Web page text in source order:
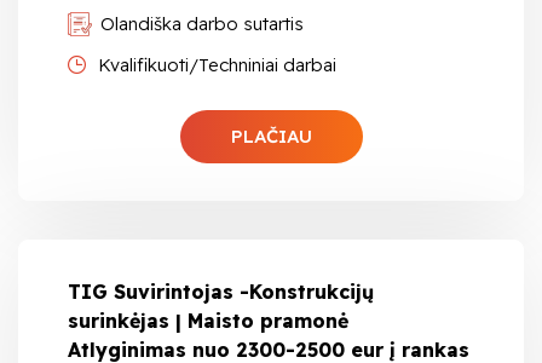
Olandiška darbo sutartis
Kvalifikuoti/Techniniai darbai
PLAČIAU
TIG Suvirintojas -Konstrukcijų
surinkėjas | Maisto pramonė
Atlyginimas nuo 2300-2500 eur į rankas